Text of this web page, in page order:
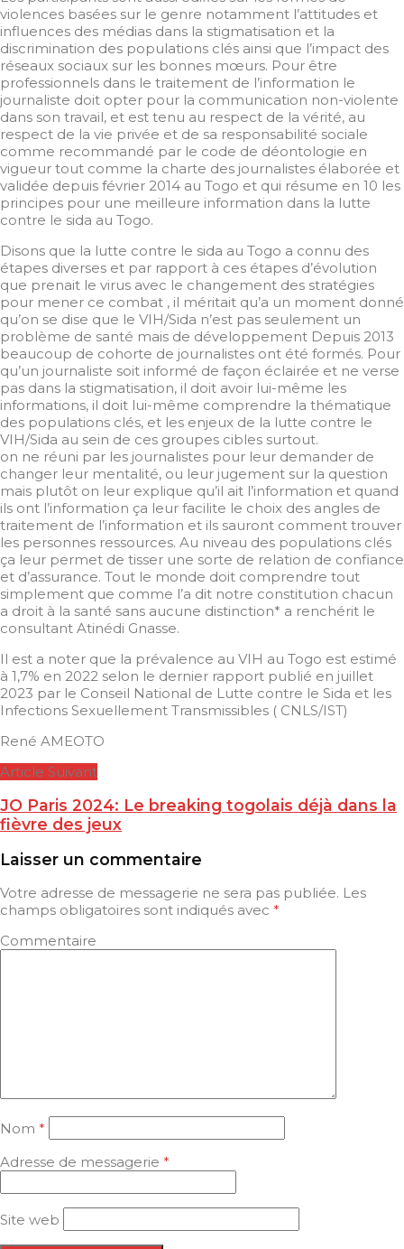
violences basées sur le genre notamment l’attitudes et
influences des médias dans la stigmatisation et la
discrimination des populations clés ainsi que l’impact des
réseaux sociaux sur les bonnes mœurs. Pour être
professionnels dans le traitement de l’information le
journaliste doit opter pour la communication non-violente
dans son travail, et est tenu au respect de la vérité, au
respect de la vie privée et de sa responsabilité sociale
comme recommandé par le code de déontologie en
vigueur tout comme la charte des journalistes élaborée et
validée depuis février 2014 au Togo et qui résume en 10 les
principes pour une meilleure information dans la lutte
contre le sida au Togo.
Disons que la lutte contre le sida au Togo a connu des
étapes diverses et par rapport à ces étapes d’évolution
que prenait le virus avec le changement des stratégies
pour mener ce combat , il méritait qu’a un moment donné
qu’on se dise que le VIH/Sida n’est pas seulement un
problème de santé mais de développement Depuis 2013
beaucoup de cohorte de journalistes ont été formés. Pour
qu’un journaliste soit informé de façon éclairée et ne verse
pas dans la stigmatisation, il doit avoir lui-même les
informations, il doit lui-même comprendre la thématique
des populations clés, et les enjeux de la lutte contre le
VIH/Sida au sein de ces groupes cibles surtout.
on ne réuni par les journalistes pour leur demander de
changer leur mentalité, ou leur jugement sur la question
mais plutôt on leur explique qu’il ait l’information et quand
ils ont l’information ça leur facilite le choix des angles de
traitement de l’information et ils sauront comment trouver
les personnes ressources. Au niveau des populations clés
ça leur permet de tisser une sorte de relation de confiance
et d’assurance. Tout le monde doit comprendre tout
simplement que comme l’a dit notre constitution chacun
a droit à la santé sans aucune distinction* a renchérit le
consultant Atinédi Gnasse.
Il est a noter que la prévalence au VIH au Togo est estimé
à 1,7% en 2022 selon le dernier rapport publié en juillet
2023 par le Conseil National de Lutte contre le Sida et les
Infections Sexuellement Transmissibles ( CNLS/IST)
René AMEOTO
Article Suivant
JO Paris 2024: Le breaking togolais déjà dans la
fièvre des jeux
Laisser un commentaire
Votre adresse de messagerie ne sera pas publiée. Les
champs obligatoires sont indiqués avec *
Commentaire
Nom *
Adresse de messagerie *
Site web